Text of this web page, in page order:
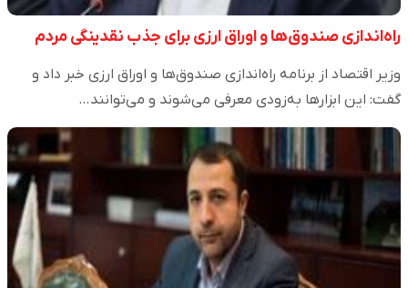
راه‌اندازی صندوق‌ها و اوراق ارزی برای جذب نقدینگی مردم
وزیر اقتصاد از برنامه راه‌اندازی صندوق‌ها و اوراق ارزی خبر داد و
گفت: این ابزارها به‌زودی معرفی می‌شوند و می‌توانند…